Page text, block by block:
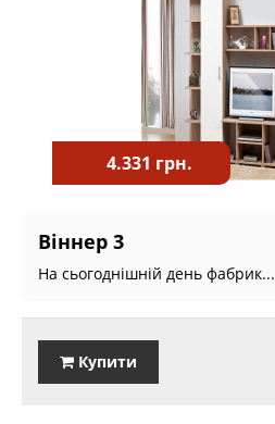
4.331 грн.
Віннер 3
На сьогоднішній день фабрик...
Купити